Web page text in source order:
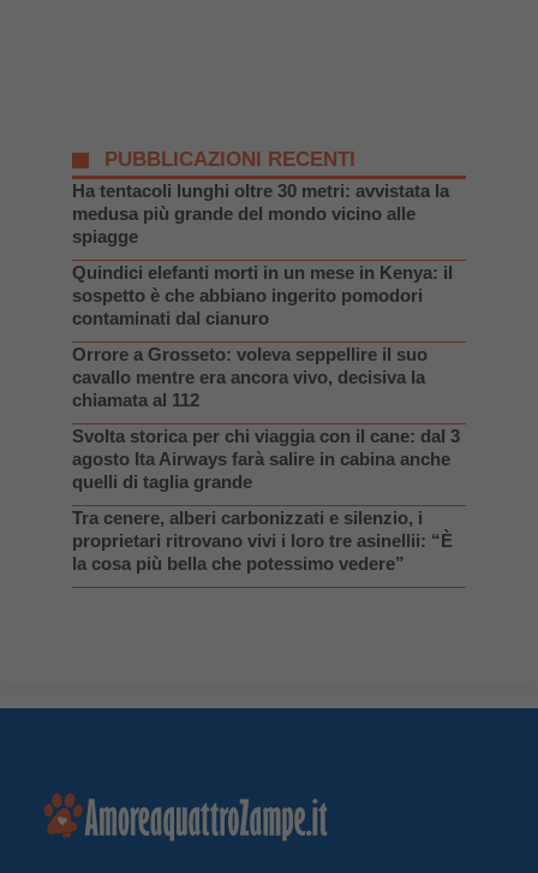
PUBBLICAZIONI RECENTI
Ha tentacoli lunghi oltre 30 metri: avvistata la
medusa più grande del mondo vicino alle
spiagge
Quindici elefanti morti in un mese in Kenya: il
sospetto è che abbiano ingerito pomodori
contaminati dal cianuro
Orrore a Grosseto: voleva seppellire il suo
cavallo mentre era ancora vivo, decisiva la
chiamata al 112
Svolta storica per chi viaggia con il cane: dal 3
agosto Ita Airways farà salire in cabina anche
quelli di taglia grande
Tra cenere, alberi carbonizzati e silenzio, i
proprietari ritrovano vivi i loro tre asinellii: “È
la cosa più bella che potessimo vedere”